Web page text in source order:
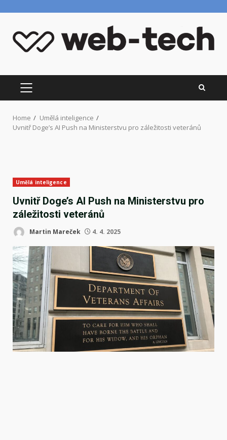
content
PRIMARY
MENU
Home
Umělá inteligence
Uvnitř Doge’s AI Push na Ministerstvu pro záležitosti veteránů
Umělá inteligence
Uvnitř Doge’s AI Push na Ministerstvu pro
záležitosti veteránů
Martin Mareček 4. 4. 2025